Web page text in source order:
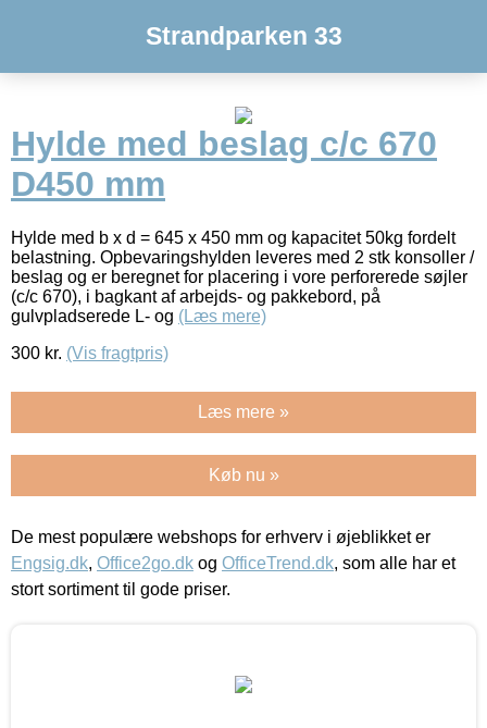
Strandparken 33
Hylde med beslag c/c 670
D450 mm
Hylde med b x d = 645 x 450 mm og kapacitet 50kg fordelt
belastning. Opbevaringshylden leveres med 2 stk konsoller /
beslag og er beregnet for placering i vore perforerede søjler
(c/c 670), i bagkant af arbejds- og pakkebord, på
gulvpladserede L- og (Læs mere)
300 kr. (Vis fragtpris)
Læs mere »
Køb nu »
De mest populære webshops for erhverv i øjeblikket er
Engsig.dk, Office2go.dk og OfficeTrend.dk, som alle har et
stort sortiment til gode priser.